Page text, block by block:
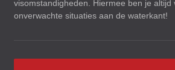
visomstandigheden. Hiermee ben je altijd
onverwachte situaties aan de waterkant!